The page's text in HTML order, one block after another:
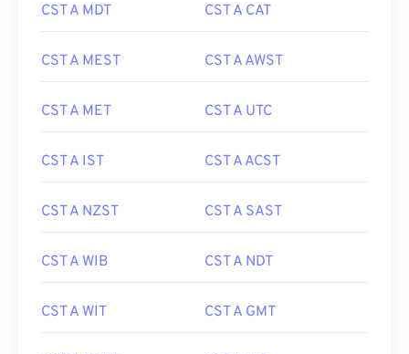
CST A MDT CST A CAT
CST A MEST CST A AWST
CST A MET CST A UTC
CST A IST CST A ACST
CST A NZST CST A SAST
CST A WIB CST A NDT
CST A WIT CST A GMT